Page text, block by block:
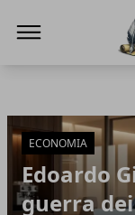
Articoli in Evidenza
ECONOMIA
Edoardo
guerra